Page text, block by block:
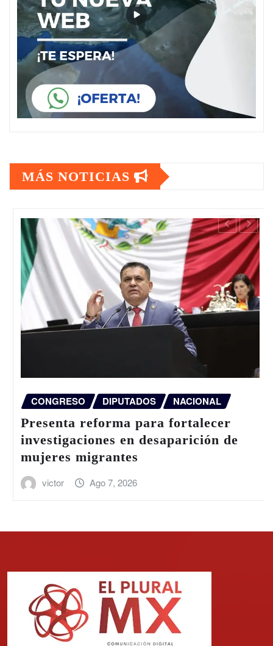
MÁS NOTICIAS
CONGRESO DIPUTADOS NACIONAL
Presenta reforma para fortalecer
investigaciones en desaparición de
mujeres migrantes
victor Ago 7, 2026